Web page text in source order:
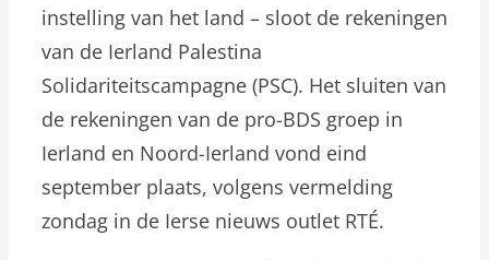
instelling van het land – sloot de rekeningen
van de Ierland Palestina
Solidariteitscampagne (PSC). Het sluiten van
de rekeningen van de pro-BDS groep in
Ierland en Noord-Ierland vond eind
september plaats, volgens vermelding
zondag in de Ierse nieuws outlet RTÉ.